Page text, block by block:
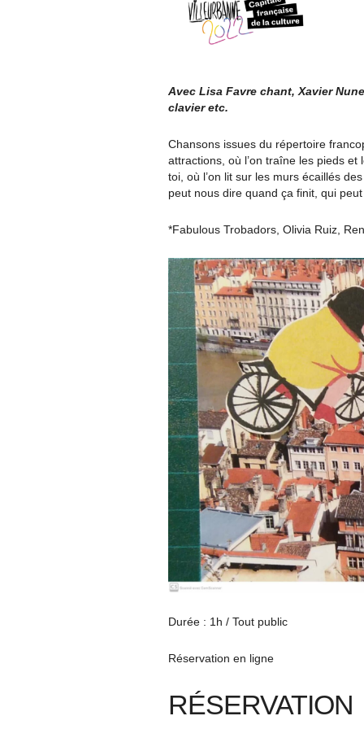
Avec Lisa Favre chant, Xavier
clavier etc.
Chansons issues du répertoire
attractions, où l’on traîne les pieds et
toi, où l’on lit sur les murs écaillés
peut nous dire quand ça finit, qui
*Fabulous Trobadors, Olivia Ruiz,
Durée : 1h / Tout public
Réservation en ligne
RÉSERVATION